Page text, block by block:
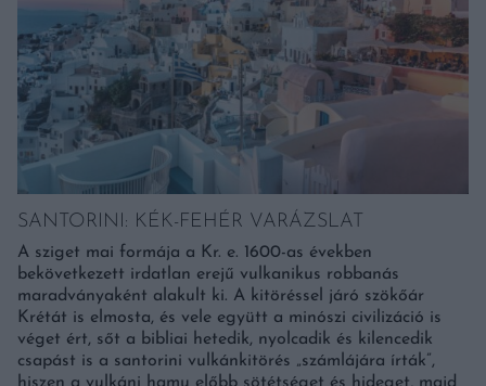
SANTORINI: KÉK-FEHÉR VARÁZSLAT
A sziget mai formája a Kr. e. 1600-as években
bekövetkezett irdatlan erejű vulkanikus robbanás
maradványaként alakult ki. A kitöréssel járó szökőár
Krétát is elmosta, és vele együtt a minószi civilizáció is
véget ért, sőt a bibliai hetedik, nyolcadik és kilencedik
csapást is a santorini vulkánkitörés „számlájára írták”,